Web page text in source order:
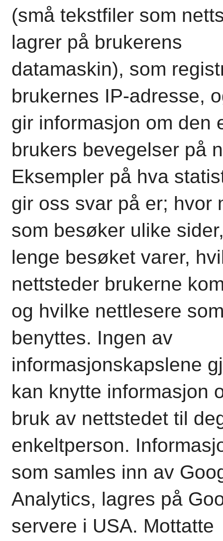
(små tekstfiler som
lagrer på brukerens
datamaskin), som
brukernes IP-adresse,
gir informasjon om den
brukers bevegelser på
Eksempler på hva
gir oss svar på er; hvor
som besøker ulike
lenge besøket varer,
nettsteder brukerne
og hvilke nettlesere
benyttes. Ingen av
informasjonskapslene
kan knytte informasjon
bruk av nettstedet til
enkeltperson.
som samles inn av
Analytics, lagres på
servere i USA. Mottatte